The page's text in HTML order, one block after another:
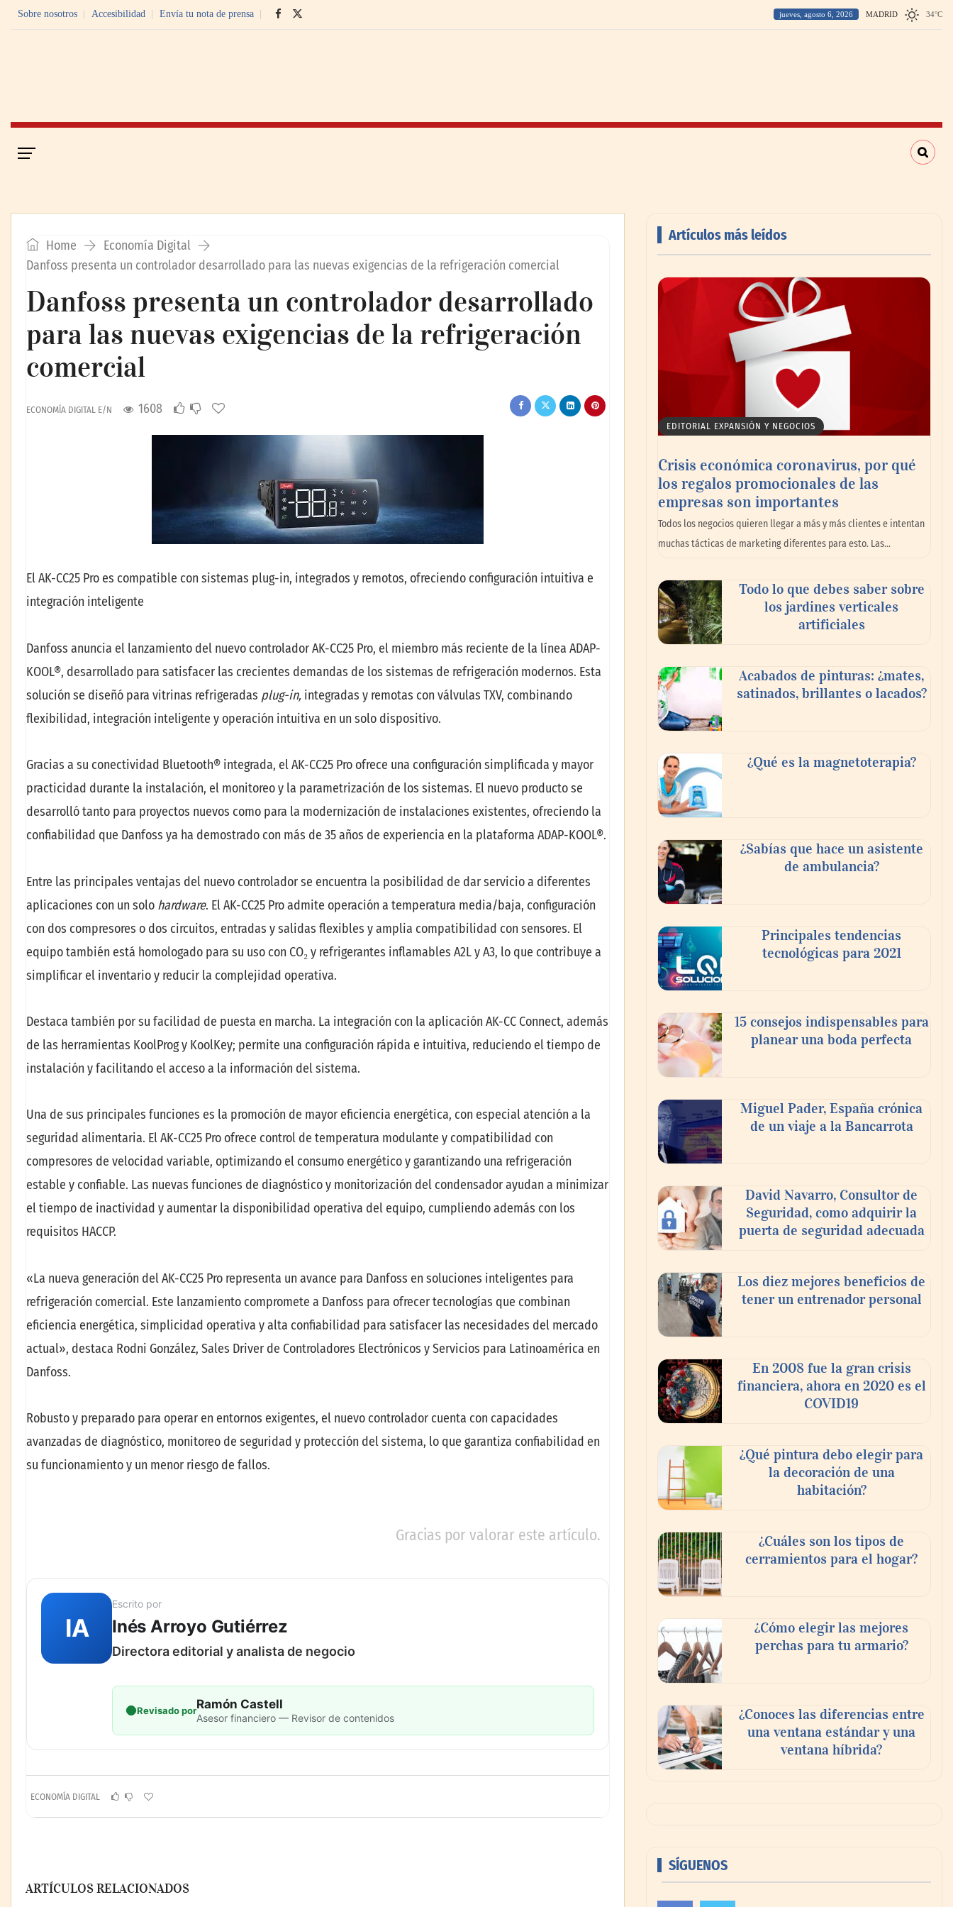
Sobre nosotros Accesibilidad Envía tu nota de prensa jueves, agosto 6, 2026 MADRID 34°C
Home
Economía Digital
Danfoss presenta un controlador desarrollado para las nuevas exigencias de la refrigeración comercial
Danfoss presenta un controlador desarrollado
para las nuevas exigencias de la refrigeración
comercial
ECONOMÍA DIGITAL E/N 1608
El AK-CC25 Pro es compatible con sistemas plug-in, integrados y remotos, ofreciendo configuración intuitiva e
integración inteligente
Danfoss anuncia el lanzamiento del nuevo controlador AK-CC25 Pro, el miembro más reciente de la línea ADAP-
KOOL®, desarrollado para satisfacer las crecientes demandas de los sistemas de refrigeración modernos. Esta
solución se diseñó para vitrinas refrigeradas plug-in, integradas y remotas con válvulas TXV, combinando
flexibilidad, integración inteligente y operación intuitiva en un solo dispositivo.
Gracias a su conectividad Bluetooth® integrada, el AK-CC25 Pro ofrece una configuración simplificada y mayor
practicidad durante la instalación, el monitoreo y la parametrización de los sistemas. El nuevo producto se
desarrolló tanto para proyectos nuevos como para la modernización de instalaciones existentes, ofreciendo la
confiabilidad que Danfoss ya ha demostrado con más de 35 años de experiencia en la plataforma ADAP-KOOL®.
Entre las principales ventajas del nuevo controlador se encuentra la posibilidad de dar servicio a diferentes
aplicaciones con un solo hardware. El AK-CC25 Pro admite operación a temperatura media/baja, configuración
con dos compresores o dos circuitos, entradas y salidas flexibles y amplia compatibilidad con sensores. El
equipo también está homologado para su uso con CO₂ y refrigerantes inflamables A2L y A3, lo que contribuye a
simplificar el inventario y reducir la complejidad operativa.
Destaca también por su facilidad de puesta en marcha. La integración con la aplicación AK-CC Connect, además
de las herramientas KoolProg y KoolKey; permite una configuración rápida e intuitiva, reduciendo el tiempo de
instalación y facilitando el acceso a la información del sistema.
Una de sus principales funciones es la promoción de mayor eficiencia energética, con especial atención a la
seguridad alimentaria. El AK-CC25 Pro ofrece control de temperatura modulante y compatibilidad con
compresores de velocidad variable, optimizando el consumo energético y garantizando una refrigeración
estable y confiable. Las nuevas funciones de diagnóstico y monitorización del condensador ayudan a minimizar
el tiempo de inactividad y aumentar la disponibilidad operativa del equipo, cumpliendo además con los
requisitos HACCP.
«La nueva generación del AK-CC25 Pro representa un avance para Danfoss en soluciones inteligentes para
refrigeración comercial. Este lanzamiento compromete a Danfoss para ofrecer tecnologías que combinan
eficiencia energética, simplicidad operativa y alta confiabilidad para satisfacer las necesidades del mercado
actual», destaca Rodni González, Sales Driver de Controladores Electrónicos y Servicios para Latinoamérica en
Danfoss.
Robusto y preparado para operar en entornos exigentes, el nuevo controlador cuenta con capacidades
avanzadas de diagnóstico, monitoreo de seguridad y protección del sistema, lo que garantiza confiabilidad en
su funcionamiento y un menor riesgo de fallos.
Gracias por valorar este artículo.
IA
Escrito por
Inés Arroyo Gutiérrez
Directora editorial y analista de negocio
Revisado porRamón Castell
Asesor financiero — Revisor de contenidos
ECONOMÍA DIGITAL
ARTÍCULOS RELACIONADOS
Artículos más leídos
EDITORIAL EXPANSIÓN Y NEGOCIOS
Crisis económica coronavirus, por qué
los regalos promocionales de las
empresas son importantes
Todos los negocios quieren llegar a más y más clientes e intentan
muchas tácticas de marketing diferentes para esto. Las…
Todo lo que debes saber sobre
los jardines verticales
artificiales
Acabados de pinturas: ¿mates,
satinados, brillantes o lacados?
¿Qué es la magnetoterapia?
¿Sabías que hace un asistente
de ambulancia?
Principales tendencias
tecnológicas para 2021
15 consejos indispensables para
planear una boda perfecta
Miguel Pader, España crónica
de un viaje a la Bancarrota
David Navarro, Consultor de
Seguridad, como adquirir la
puerta de seguridad adecuada
Los diez mejores beneficios de
tener un entrenador personal
En 2008 fue la gran crisis
financiera, ahora en 2020 es el
COVID19
¿Qué pintura debo elegir para
la decoración de una
habitación?
¿Cuáles son los tipos de
cerramientos para el hogar?
¿Cómo elegir las mejores
perchas para tu armario?
¿Conoces las diferencias entre
una ventana estándar y una
ventana híbrida?
SÍGUENOS